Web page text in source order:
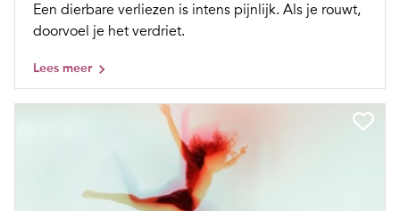
Een dierbare verliezen is intens pijnlijk. Als je rouwt,
doorvoel je het verdriet.
Lees meer